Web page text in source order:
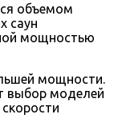
объемом
саун
мощностью
мощности.
выбор моделей